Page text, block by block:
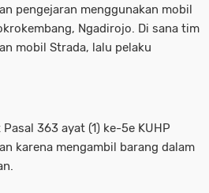
pengejaran menggunakan mobil
Ngadirojo. Di sana tim
mobil Strada, lalu pelaku
363 ayat (1) ke-5e KUHP
karena mengambil barang dalam